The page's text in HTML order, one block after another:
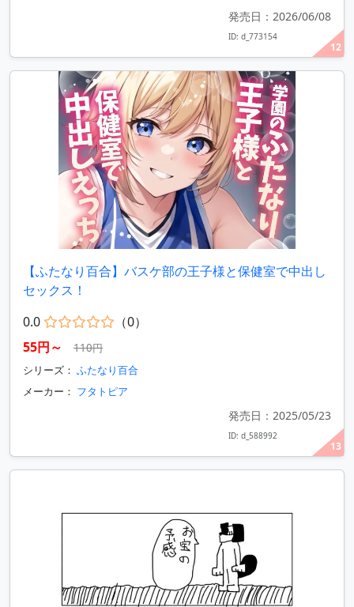
12
発売日：2026/06/08
ID: d_773154
13
【ふたなり百合】バスケ部の王子様と保健室で中出し
セックス！
0.0
（0）
55円～
110円
シリーズ： ふたなり百合
メーカー： フタトピア
発売日：2025/05/23
ID: d_588992